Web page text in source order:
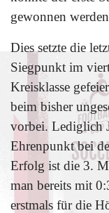
gewonnen
Dies setzte die
Siegpunkt im
Kreisklasse
beim bisher
vorbei. Lediglich
Ehrenpunkt bei
Erfolg ist die 3.
man bereits mit
erstmals für die